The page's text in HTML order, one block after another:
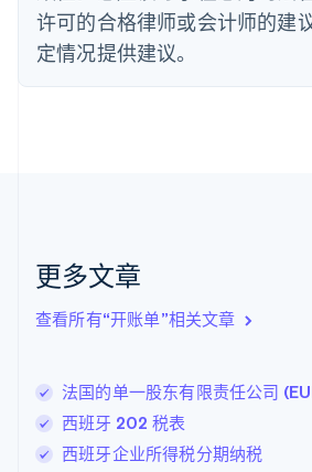
许可的合格律师或会计师的建
定情况提供建议。
更多文章
查看所有“开账单”相关文章
法国的单一股东有限责任公司
西班牙 202 税表
西班牙企业所得税分期纳税
法国
FrançaisEnglish
芬兰
EnglishSvenska
English Italiano
拉脱维亚
立陶宛
DeutschEnglish
卢森堡
Français Deutsch
罗马尼亚